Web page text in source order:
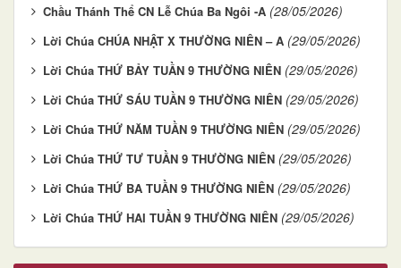
Chầu Thánh Thể CN Lễ Chúa Ba Ngôi -A (28/05/2026)
Lời Chúa CHÚA NHẬT X THƯỜNG NIÊN – A (29/05/2026)
Lời Chúa THỨ BẢY TUẦN 9 THƯỜNG NIÊN (29/05/2026)
Lời Chúa THỨ SÁU TUẦN 9 THƯỜNG NIÊN (29/05/2026)
Lời Chúa THỨ NĂM TUẦN 9 THƯỜNG NIÊN (29/05/2026)
Lời Chúa THỨ TƯ TUẦN 9 THƯỜNG NIÊN (29/05/2026)
Lời Chúa THỨ BA TUẦN 9 THƯỜNG NIÊN (29/05/2026)
Lời Chúa THỨ HAI TUẦN 9 THƯỜNG NIÊN (29/05/2026)